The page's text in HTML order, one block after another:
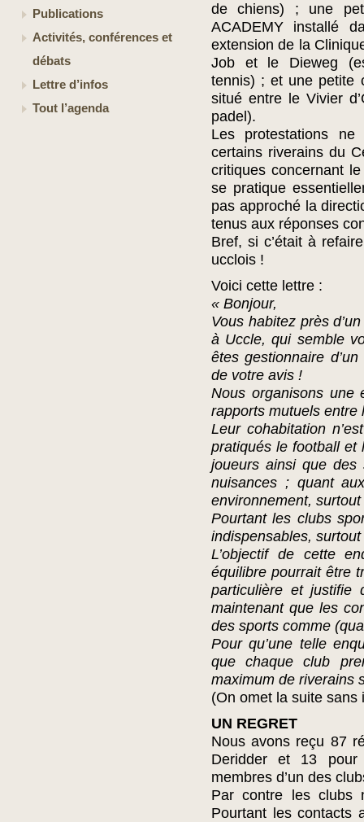
Publications
Activités, conférences et
débats
Lettre d’infos
Tout l’agenda
de chiens) ; une
ACADEMY installé
extension de la
Job et le Dieweg
tennis) ; et une petite
situé entre le Vivier
padel).
Les protestations
certains riverains du
critiques concernant
se pratique
pas approché la
tenus aux réponses
Bref, si c’était à
ucclois !
Voici cette lettre :
« Bonjour,
Vous habitez près
à Uccle, qui semble
êtes gestionnaire
de votre avis !
Nous organisons une
rapports mutuels entre
Leur cohabitation
pratiqués le football et
joueurs ainsi que des
nuisances ; quant
environnement,
Pourtant les clubs
indispensables,
L’objectif de cette
équilibre pourrait être
particulière et justifie
maintenant que les
des sports comme
Pour qu’une telle
que chaque club
maximum de riverains
(On omet la suite sans
UN REGRET
Nous avons reçu 87
Deridder et 13
membres d’un des
Par contre les clubs
Pourtant les contacts